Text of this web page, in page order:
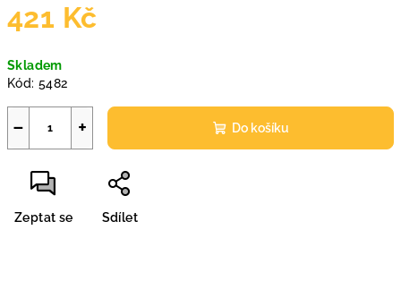
421 Kč
cena:
Skladem
Kód: 5482
+
− Do košíku
Zeptat se Sdílet